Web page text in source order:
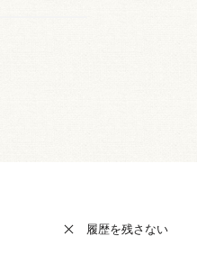
履歴を残さない